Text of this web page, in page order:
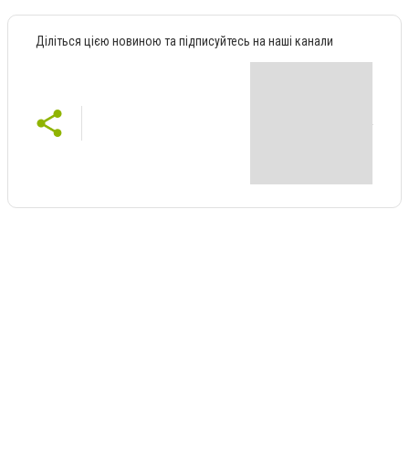
Діліться цією новиною та підписуйтесь на наші канали